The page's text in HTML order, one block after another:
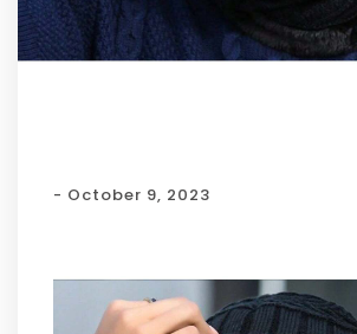
- October 9, 2023